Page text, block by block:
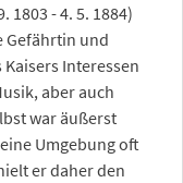
1803 - 4. 5. 1884)
Gefährtin und
Interessen
aber auch
war äußerst
Umgebung oft
er daher den